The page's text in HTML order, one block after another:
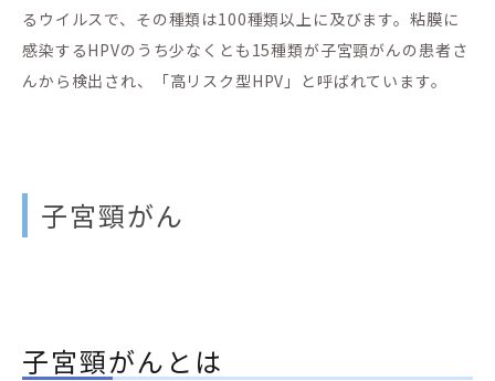
るウイルスで、その種類は100種類以上に及びます。粘膜に
感染するHPVのうち少なくとも15種類が子宮頸がんの患者さ
んから検出され、「高リスク型HPV」と呼ばれています。
子宮頸がん
子宮頸がんとは